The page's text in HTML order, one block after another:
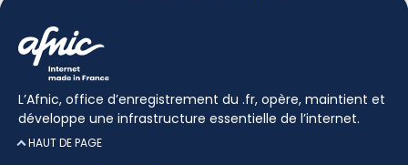
L’Afnic, office d’enregistrement du .fr, opère, maintient et
développe une infrastructure essentielle de l’internet.
HAUT DE PAGE